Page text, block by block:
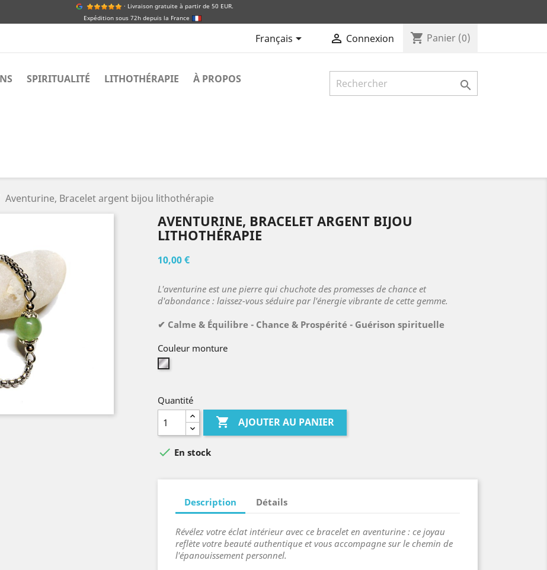
· Livraison gratuite à partir de 50 EUR.
Expédition sous 72h depuis la France
Français  Connexion shopping_cart Panier (0)
SPIRITUALITÉ LITHOTHÉRAPIE À PROPOS 
Aventurine, Bracelet argent bijou lithothérapie
AVENTURINE, BRACELET ARGENT BIJOU
LITHOTHÉRAPIE
10,00 €
L'aventurine est une pierre qui chuchote des promesses de chance et
d'abondance : laissez-vous séduire par l'énergie vibrante de cette gemme.
✔ Calme & Équilibre - Chance & Prospérité - Guérison spirituelle
Couleur monture
Argent
Quantité
 AJOUTER AU PANIER
 En stock
Description Détails
Révélez votre éclat intérieur avec ce bracelet en aventurine : ce joyau
reflète votre beauté authentique et vous accompagne sur le chemin de
l'épanouissement personnel.